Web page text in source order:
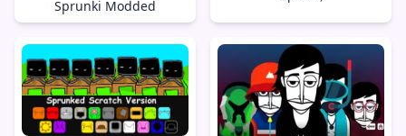
Sprunki Modded